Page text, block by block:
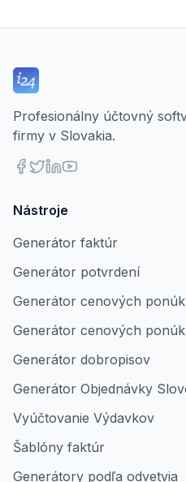
Profesionálny účtovný
firmy v Slovakia.
Nástroje
Generátor faktúr
Generátor potvrdení
Generátor cenových ponúk
Generátor cenových ponúk
Generátor dobropisov
Generátor Objednávky
Vyúčtovanie Výdavkov
Šablóny faktúr
Generátory podľa odvetvia